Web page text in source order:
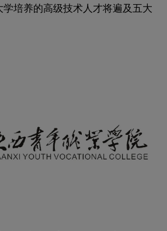
学培养的高级技术人才将遍及五大